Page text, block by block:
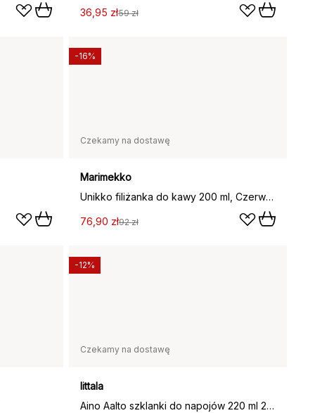
36,95 zł59 zł
Czekamy na dostawę
Marimekko
Unikko filiżanka do kawy 200 ml, Czerwono-biała
76,90 zł92 zł
-16%
Czekamy na dostawę
Iittala
Aino Aalto szklanki do napojów 220 ml 2‑pak, water green
-12%